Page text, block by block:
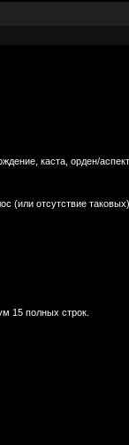
каста, орден/
(или отсутствие
15 полных строк.